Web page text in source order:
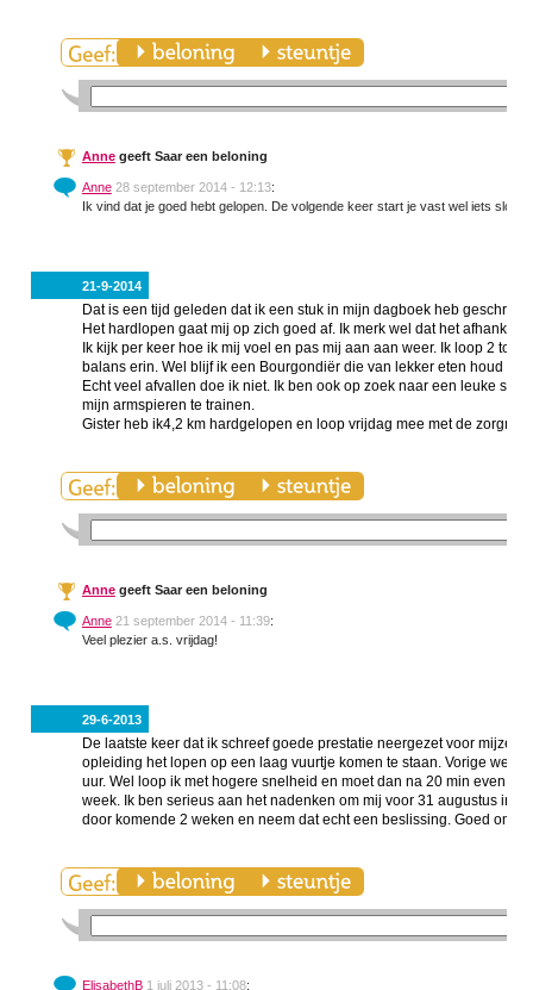
Annegeeft Saar een beloning
Anne 28 september 2014 - 12:13:
Ik vind dat je goed hebt gelopen. De volgende keer start je vast wel iets
21-9-2014
Dat is een tijd geleden dat ik een stuk in mijn dagboek heb
Het hardlopen gaat mij op zich goed af. Ik merk wel dat het
Ik kijk per keer hoe ik mij voel en pas mij aan aan weer. Ik loop 2 tot
balans erin. Wel blijf ik een Bourgondiër die van lekker eten houd en
Echt veel afvallen doe ik niet. Ik ben ook op zoek naar een leuke
mijn armspieren te trainen.
Gister heb ik4,2 km hardgelopen en loop vrijdag mee met de
Annegeeft Saar een beloning
Anne 21 september 2014 - 11:39:
Veel plezier a.s. vrijdag!
29-6-2013
De laatste keer dat ik schreef goede prestatie neergezet voor
opleiding het lopen op een laag vuurtje komen te staan. Vorige week
uur. Wel loop ik met hogere snelheid en moet dan na 20 min even
week. Ik ben serieus aan het nadenken om mij voor 31 augustus in
door komende 2 weken en neem dat echt een beslissing. Goed om
ElisabethB 1 juli 2013 - 11:08: